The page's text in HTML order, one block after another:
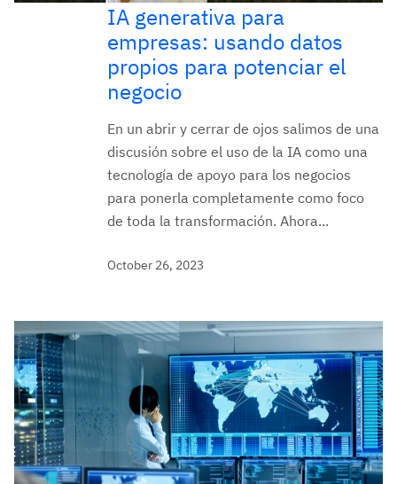
IA generativa para
empresas: usando datos
propios para potenciar el
negocio
En un abrir y cerrar de ojos salimos de una
discusión sobre el uso de la IA como una
tecnología de apoyo para los negocios
para ponerla completamente como foco
de toda la transformación. Ahora...
October 26, 2023